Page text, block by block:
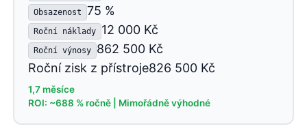
Obsazenost 75 %
Roční náklady 12 000 Kč
Roční výnosy
862 500 Kč
Roční zisk z přístroje826 500 Kč
1,7 měsíce
ROI: ~688 % ročně | Mimořádně výhodné